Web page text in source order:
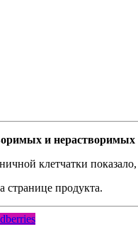
и
клетчатки показало,
странице продукта.